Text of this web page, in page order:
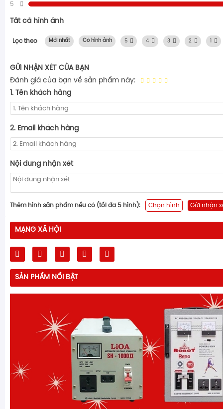
5
Tất cả hình ảnh
Lọc theo Mới nhất Có hình ảnh 5 4 3 2
GỬI NHẬN XÉT CỦA BẠN
Đánh giá của bạn về sản phẩm này:
1. Tên khách hàng
2. Email khách hàng
Nội dung nhận xét
Thêm hình sản phẩm nếu có (tối đa 5 hình): Chọn hình Gửi nhận
MẠNG XÃ HỘI
SẢN PHẨM NỔI BẬT